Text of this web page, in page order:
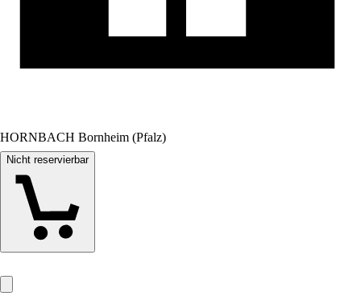
HORNBACH Bornheim (Pfalz)
Nicht reservierbar